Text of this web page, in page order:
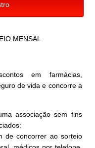
em farmácias,
de vida e concorre a
associação sem fins
de concorrer ao sorteio